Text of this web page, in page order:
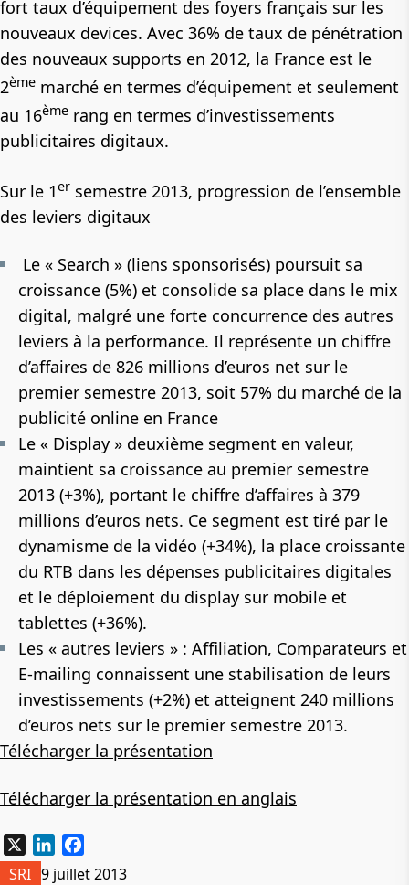
fort taux d’équipement des foyers français sur les
nouveaux devices. Avec 36% de taux de pénétration
des nouveaux supports en 2012, la France est le
2ème marché en termes d’équipement et seulement
au 16ème rang en termes d’investissements
publicitaires digitaux.
Sur le 1er semestre 2013, progression de l’ensemble
des leviers digitaux
Le « Search » (liens sponsorisés) poursuit sa
croissance (5%) et consolide sa place dans le mix
digital, malgré une forte concurrence des autres
leviers à la performance. Il représente un chiffre
d’affaires de 826 millions d’euros net sur le
premier semestre 2013, soit 57% du marché de la
publicité online en France
Le « Display » deuxième segment en valeur,
maintient sa croissance au premier semestre
2013 (+3%), portant le chiffre d’affaires à 379
millions d’euros nets. Ce segment est tiré par le
dynamisme de la vidéo (+34%), la place croissante
du RTB dans les dépenses publicitaires digitales
et le déploiement du display sur mobile et
tablettes (+36%).
Les « autres leviers » : Affiliation, Comparateurs et
E-mailing connaissent une stabilisation de leurs
investissements (+2%) et atteignent 240 millions
d’euros nets sur le premier semestre 2013.
Télécharger la présentation
Télécharger la présentation en anglais
LinkedIn
SRI 9 juillet 2013